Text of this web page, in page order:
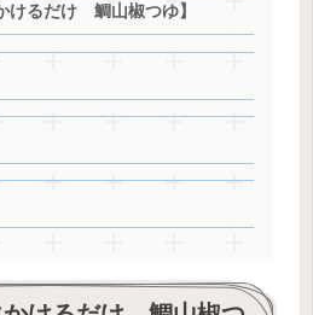
けるだけ 鯛山椒つゆ】